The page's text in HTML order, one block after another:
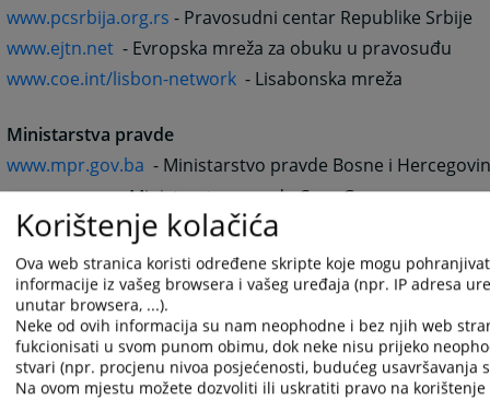
www.pcsrbija.org.rs - Pravosudni centar Republike Srbije
www.ejtn.net - Evropska mreža za obuku u pravosuđu
www.coe.int/lisbon-network - Lisabonska mreža
Ministarstva pravde
www.mpr.gov.ba - Ministarstvo pravde Bosne i
www.gov.me- Ministarstvo pravde Crne Gore
www.pravosudje.hr/default.asp- Ministarstvo pravosuđa
www.pravda.gov.mk- Ministarstvo pravde Republike
www.mp.gov.si- Ministarstvo za pravosuđe Republike
www.mpravde.sr.gov.yu- Ministarstvo pravde Republike
Sudska i tužilačka vijeća
Korištenje kolačića
Ova web stranica koristi određene skripte koje mogu
informacije iz vašeg browsera i vašeg uređaja (npr. IP adresa
unutar browsera, ...).
Neke od ovih informacija su nam neophodne i bez njih web
fukcionisati u svom punom obimu, dok neke nisu prijeko
stvari (npr. procjenu nivoa posjećenosti, budućeg usavršavanja
Na ovom mjestu možete dozvoliti ili uskratiti pravo na